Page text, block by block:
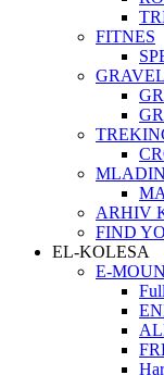
FITNES
GRAVEL
ARHIV
FIND
EL-KOLESA
E-